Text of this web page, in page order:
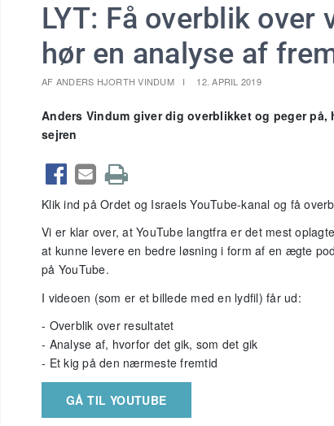
LYT: Få overblik over
hør en analyse af
AF ANDERS HJORTH VINDUM 12. APRIL 2019
Anders Vindum giver dig overblikket og peger
sejren
  
Klik ind på Ordet og Israels YouTube-kanal og få
Vi er klar over, at YouTube langtfra er det mest
at kunne levere en bedre løsning i form af en ægte
på YouTube.
I videoen (som er et billede med en lydfil) får ud:
- Overblik over resultatet
- Analyse af, hvorfor det gik, som det gik
- Et kig på den nærmeste fremtid
GÅ TIL YOUTUBE